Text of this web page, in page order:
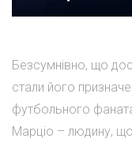
Безсумнівно, що
стали його
футбольного
Марціо – людину,